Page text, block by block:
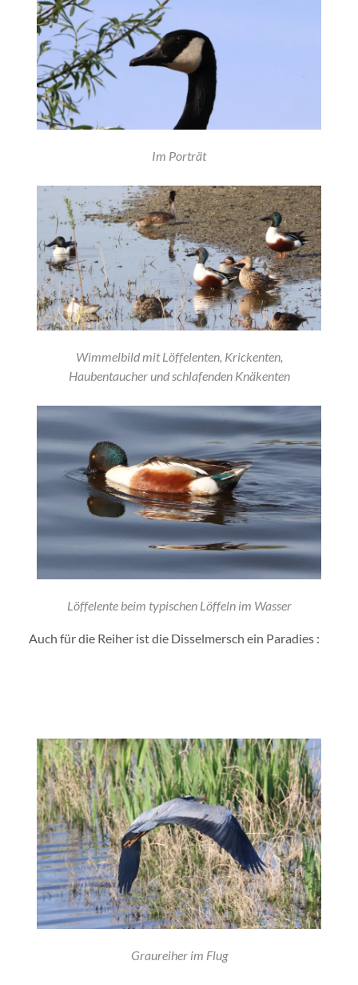
Im Porträt
Wimmelbild mit Löffelenten, Krickenten,
Haubentaucher und schlafenden Knäkenten
Löffelente beim typischen Löffeln im Wasser
Auch für die Reiher ist die Disselmersch ein Paradies :
Graureiher im Flug